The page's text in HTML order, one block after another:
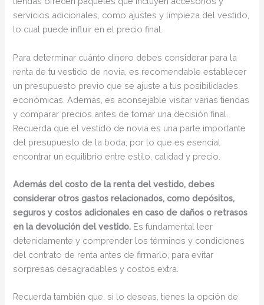
servicios adicionales, como ajustes y limpieza del vestido,
lo cual puede influir en el precio final.
Para determinar cuánto dinero debes considerar para la
renta de tu vestido de novia, es recomendable establecer
un presupuesto previo que se ajuste a tus posibilidades
económicas. Además, es aconsejable visitar varias tiendas
y comparar precios antes de tomar una decisión final.
Recuerda que el vestido de novia es una parte importante
del presupuesto de la boda, por lo que es esencial
encontrar un equilibrio entre estilo, calidad y precio.
Además del costo de la renta del vestido, debes
considerar otros gastos relacionados, como depósitos,
seguros y costos adicionales en caso de daños o retrasos
en la devolución del vestido. Es fundamental leer
detenidamente y comprender los términos y condiciones
del contrato de renta antes de firmarlo, para evitar
sorpresas desagradables y costos extra.
Recuerda también que, si lo deseas, tienes la opción de